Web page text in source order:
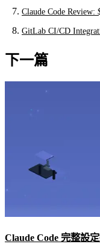
Claude Code Review:
GitLab CI/CD
下一篇
Claude Code 完整設